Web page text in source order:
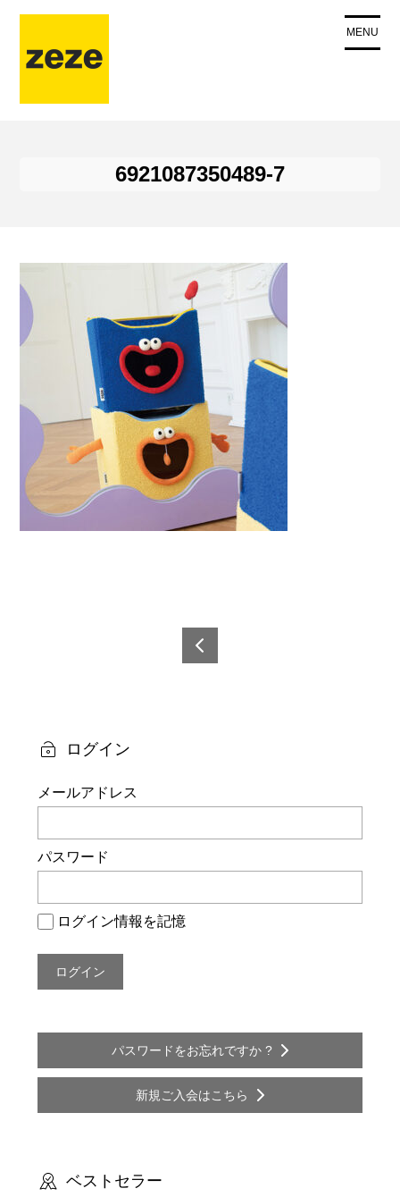
MENU
6921087350489-7
ー
シ
ョ
ン
ログイン
メールアドレス
パスワード
ログイン情報を記憶
パスワードをお忘れですか ?
新規ご入会はこちら
ベストセラー